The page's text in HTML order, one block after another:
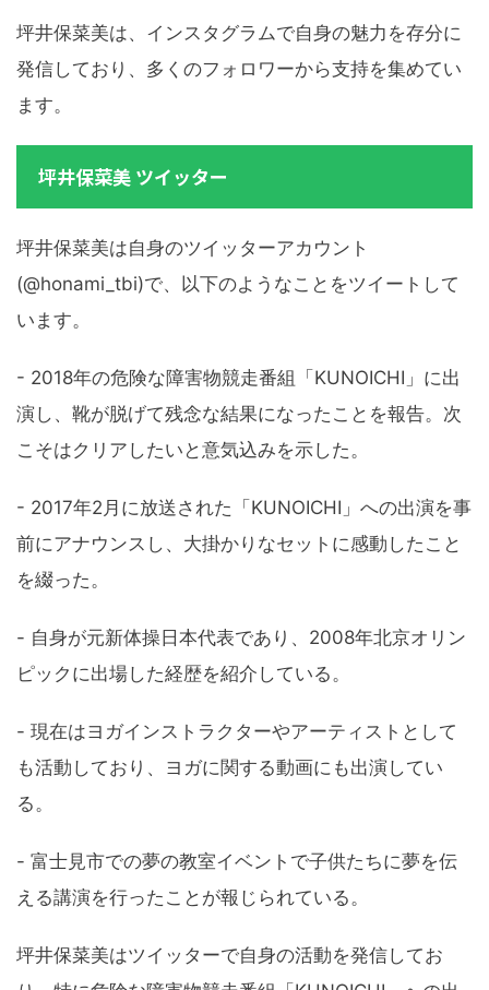
坪井保菜美は、インスタグラムで自身の魅力を存分に
発信しており、多くのフォロワーから支持を集めてい
ます。
坪井保菜美 ツイッター
坪井保菜美は自身のツイッターアカウント
(@honami_tbi)で、以下のようなことをツイートして
います。
- 2018年の危険な障害物競走番組「KUNOICHI」に出
演し、靴が脱げて残念な結果になったことを報告。次
こそはクリアしたいと意気込みを示した。
- 2017年2月に放送された「KUNOICHI」への出演を事
前にアナウンスし、大掛かりなセットに感動したこと
を綴った。
- 自身が元新体操日本代表であり、2008年北京オリン
ピックに出場した経歴を紹介している。
- 現在はヨガインストラクターやアーティストとして
も活動しており、ヨガに関する動画にも出演してい
る。
- 富士見市での夢の教室イベントで子供たちに夢を伝
える講演を行ったことが報じられている。
坪井保菜美はツイッターで自身の活動を発信してお